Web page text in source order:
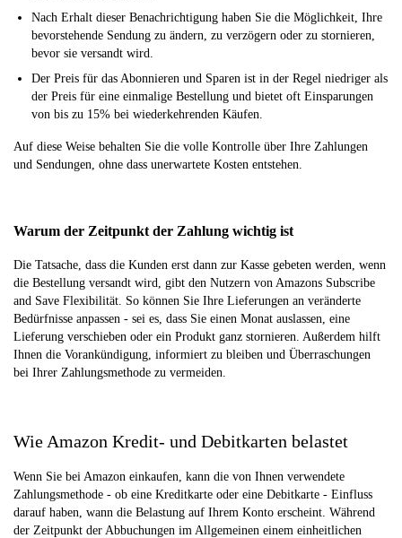
Nach Erhalt dieser Benachrichtigung haben Sie die Möglichkeit, Ihre
bevorstehende Sendung zu ändern, zu verzögern oder zu stornieren,
bevor sie versandt wird.
Der Preis für das Abonnieren und Sparen ist in der Regel niedriger als
der Preis für eine einmalige Bestellung und bietet oft Einsparungen
von bis zu 15% bei wiederkehrenden Käufen.
Auf diese Weise behalten Sie die volle Kontrolle über Ihre Zahlungen
und Sendungen, ohne dass unerwartete Kosten entstehen.
Warum der Zeitpunkt der Zahlung wichtig ist
Die Tatsache, dass die Kunden erst dann zur Kasse gebeten werden, wenn
die Bestellung versandt wird, gibt den Nutzern von Amazons Subscribe
and Save Flexibilität. So können Sie Ihre Lieferungen an veränderte
Bedürfnisse anpassen - sei es, dass Sie einen Monat auslassen, eine
Lieferung verschieben oder ein Produkt ganz stornieren. Außerdem hilft
Ihnen die Vorankündigung, informiert zu bleiben und Überraschungen
bei Ihrer Zahlungsmethode zu vermeiden.
Wie Amazon Kredit- und Debitkarten belastet
Wenn Sie bei Amazon einkaufen, kann die von Ihnen verwendete
Zahlungsmethode - ob eine Kreditkarte oder eine Debitkarte - Einfluss
darauf haben, wann die Belastung auf Ihrem Konto erscheint. Während
der Zeitpunkt der Abbuchungen im Allgemeinen einem einheitlichen